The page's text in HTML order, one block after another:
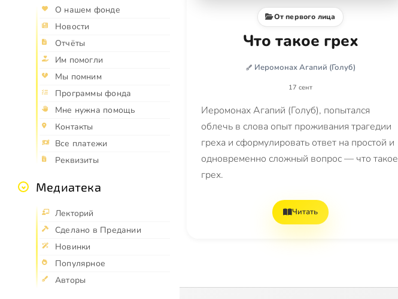
О нашем фонде
Новости
Отчёты
Им помогли
Мы помним
Программы фонда
Мне нужна помощь
Контакты
Все платежи
Реквизиты
Медиатека
Лекторий
Сделано в Предании
Новинки
Популярное
Авторы
От первого лица
Что такое грех
Иеромонах Агапий (Голуб)
17 сент
Иеромонах Агапий (Голуб), попытался
облечь в слова опыт проживания трагедии
греха и сформулировать ответ на простой и
одновременно сложный вопрос — что такое
грех.
Читать